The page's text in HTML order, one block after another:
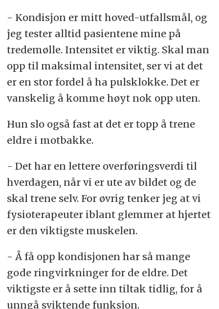
- Kondisjon er mitt hoved-utfallsmål, og
jeg tester alltid pasientene mine på
tredemølle. Intensitet er viktig. Skal man
opp til maksimal intensitet, ser vi at det
er en stor fordel å ha pulsklokke. Det er
vanskelig å komme høyt nok opp uten.
Hun slo også fast at det er topp å trene
eldre i motbakke.
- Det har en lettere overføringsverdi til
hverdagen, når vi er ute av bildet og de
skal trene selv. For øvrig tenker jeg at vi
fysioterapeuter iblant glemmer at hjertet
er den viktigste muskelen.
- Å få opp kondisjonen har så mange
gode ringvirkninger for de eldre. Det
viktigste er å sette inn tiltak tidlig, for å
unngå sviktende funksjon.